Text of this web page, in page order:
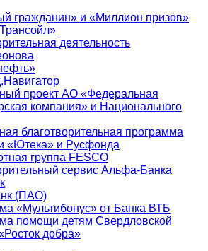
гражданин» и «Миллион призов»
деятельность
проект АО «Федеральная
компания» и Национального
благотворительная программа
«Ютека» и Русфонда
группа FESCO
сервис Альфа-Банка
(ПАО)
«Мультибонус» от Банка ВТБ
помощи детям Свердловской
добра»